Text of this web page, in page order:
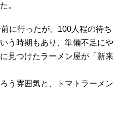
。
に行ったが、100人程の待ち
う時期もあり、準備不足にや
見つけたラーメン屋が「新来
う雰囲気と、トマトラーメン